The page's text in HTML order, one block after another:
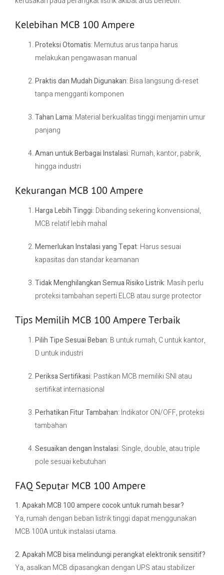
Kelebihan MCB 100 Ampere
Proteksi Otomatis: Memutus arus tanpa harus
melakukan pengawasan manual
Praktis dan Mudah Digunakan: Bisa langsung di-reset
tanpa mengganti komponen
Tahan Lama: Material berkualitas tinggi menjamin umur
panjang
Aman untuk Berbagai Instalasi: Rumah, kantor, pabrik,
hingga industri
Kekurangan MCB 100 Ampere
Harga Lebih Tinggi: Dibanding sekering konvensional,
MCB relatif lebih mahal
Memerlukan Instalasi yang Tepat: Harus sesuai
kapasitas dan standar keamanan
Tidak Menghilangkan Semua Risiko Listrik: Masih perlu
proteksi tambahan seperti ELCB atau surge protector
Tips Memilih MCB 100 Ampere Terbaik
Pilih Tipe Sesuai Beban: B untuk rumah, C untuk kantor,
D untuk industri
Periksa Sertifikasi: Pastikan MCB memiliki SNI atau
sertifikat internasional
Perhatikan Fitur Tambahan: Indikator ON/OFF, proteksi
tambahan
Sesuaikan dengan Instalasi: Single, double, atau triple
pole sesuai kebutuhan
FAQ Seputar MCB 100 Ampere
1. Apakah MCB 100 ampere cocok untuk rumah besar?
Ya, rumah dengan beban listrik tinggi dapat menggunakan
MCB 100A untuk instalasi utama.
2. Apakah MCB bisa melindungi perangkat elektronik sensitif?
Ya, asalkan MCB dipasangkan dengan UPS atau stabilizer